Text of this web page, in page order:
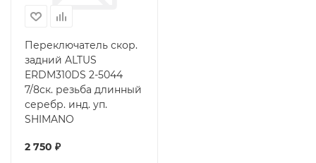
Переключатель скор.
задний ALTUS
ERDM310DS 2-5044
7/8ск. резьба длинный
серебр. инд. уп.
SHIMANO
2 750 ₽